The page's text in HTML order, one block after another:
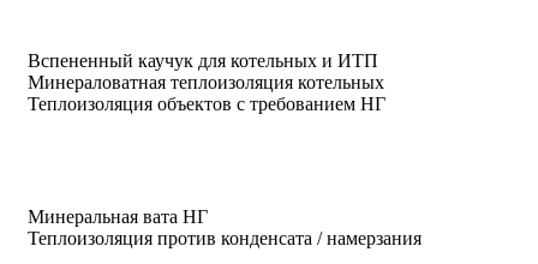
Вспененный каучук для котельных и ИТП
Минераловатная теплоизоляция котельных
Теплоизоляция объектов с требованием НГ
Минеральная вата НГ
Теплоизоляция против конденсата / намерзания